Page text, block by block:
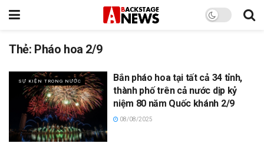
Thẻ: Pháo hoa 2/9
SỰ KIỆN TRONG NƯỚC
Bắn pháo hoa tại tất cả 34 tỉnh,
thành phố trên cả nước dịp kỷ
niệm 80 năm Quốc khánh 2/9
08/08/2025